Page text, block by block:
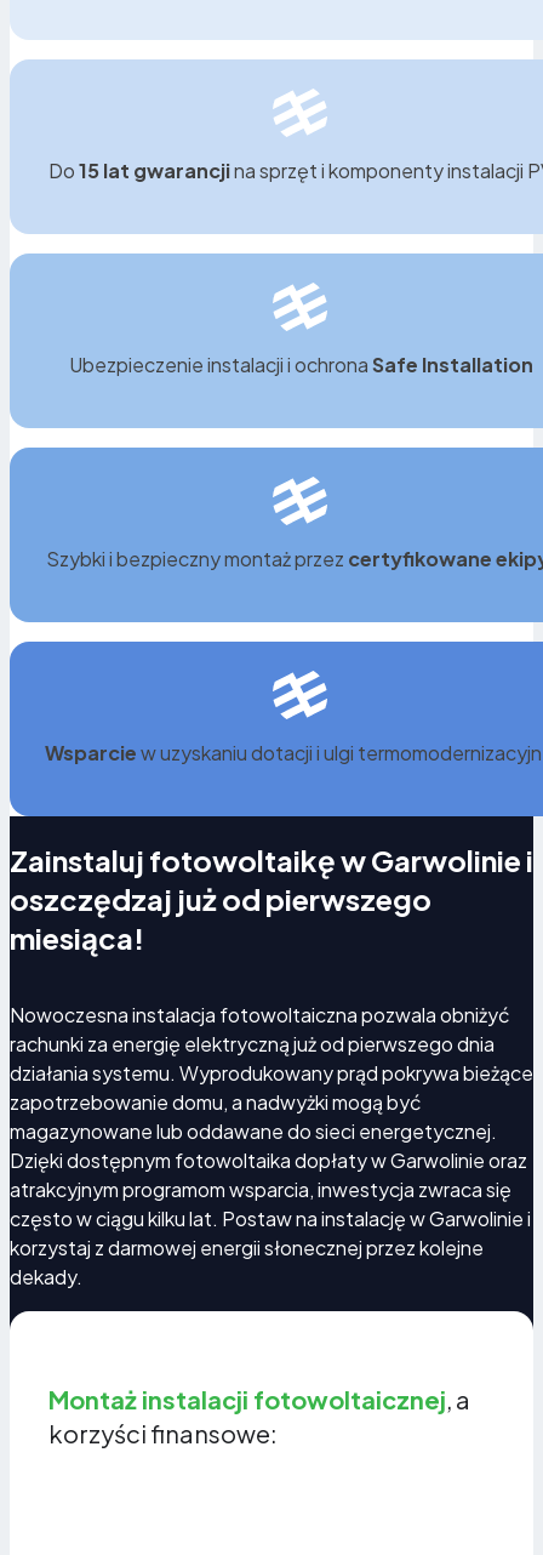
Do15 lat gwarancjina sprzęt i komponenty instalacji
Ubezpieczenie instalacji i ochronaSafe Installation
Szybki i bezpieczny montaż przez certyfikowane
Wsparciew uzyskaniu dotacji i ulgi
Zainstaluj fotowoltaikę w Garwolinie i
oszczędzaj już od pierwszego
miesiąca!
Nowoczesna instalacja fotowoltaiczna pozwala obniżyć
rachunki za energię elektryczną już od pierwszego dnia
działania systemu. Wyprodukowany prąd pokrywa bieżące
zapotrzebowanie domu, a nadwyżki mogą być
magazynowane lub oddawane do sieci energetycznej.
Dzięki dostępnym fotowoltaika dopłaty w Garwolinie oraz
atrakcyjnym programom wsparcia, inwestycja zwraca się
często w ciągu kilku lat. Postaw na instalację w Garwolinie i
korzystaj z darmowej energii słonecznej przez kolejne
dekady.
Montaż instalacji fotowoltaicznej, a
korzyści finansowe: